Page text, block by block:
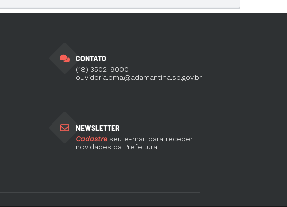
CONTATO
(18) 3502-9000
ouvidoria.pma@adamantina.sp.gov.br
NEWSLETTER
Cadastreseu e-mail para receber
novidades da Prefeitura